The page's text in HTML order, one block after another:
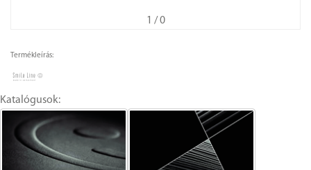
1 / 0
Termékleírás:
Katalógusok: